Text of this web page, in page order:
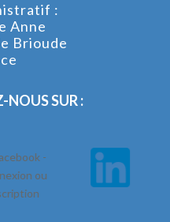
:
Anne
Brioude
NOUS SUR :